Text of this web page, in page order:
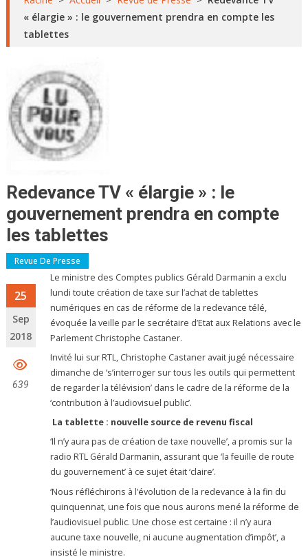
« élargie » : le gouvernement prendra en compte les
tablettes
Redevance TV « élargie » : le
gouvernement prendra en compte
les tablettes
Revue De Presse
25
Sep
2018
639
Le ministre des Comptes publics Gérald Darmanin a exclu
lundi toute création de taxe sur l’achat de tablettes
numériques en cas de réforme de la redevance télé,
évoquée la veille par le secrétaire d’Etat aux Relations avec le
Parlement Christophe Castaner.
Invité lui sur RTL, Christophe Castaner avait jugé nécessaire
dimanche de ‘s’interroger sur tous les outils qui permettent
de regarder la télévision’ dans le cadre de la réforme de la
‘contribution à l’audiovisuel public’.
La tablette : nouvelle source de revenu fiscal
‘Il n’y aura pas de création de taxe nouvelle’, a promis sur la
radio RTL Gérald Darmanin, assurant que ‘la feuille de route
du gouvernement’ à ce sujet était ‘claire’.
‘Nous réfléchirons à l’évolution de la redevance à la fin du
quinquennat, une fois que nous aurons mené la réforme de
l’audiovisuel public. Une chose est certaine : il n’y aura
aucune taxe nouvelle, ni aucune augmentation d’impôt’, a
insisté le ministre.